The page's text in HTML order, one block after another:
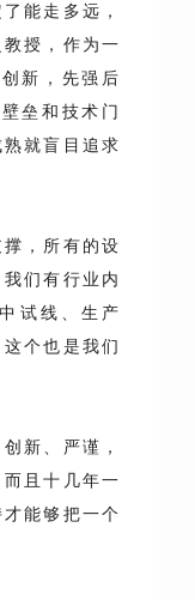
能走多远，
授，作为一
新，先强后
垒和技术门
就盲目追求
，所有的设
们有行业内
试线、生产
个也是我们
新、严谨，
且十几年一
能够把一个